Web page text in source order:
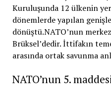
NATO’nun 5.